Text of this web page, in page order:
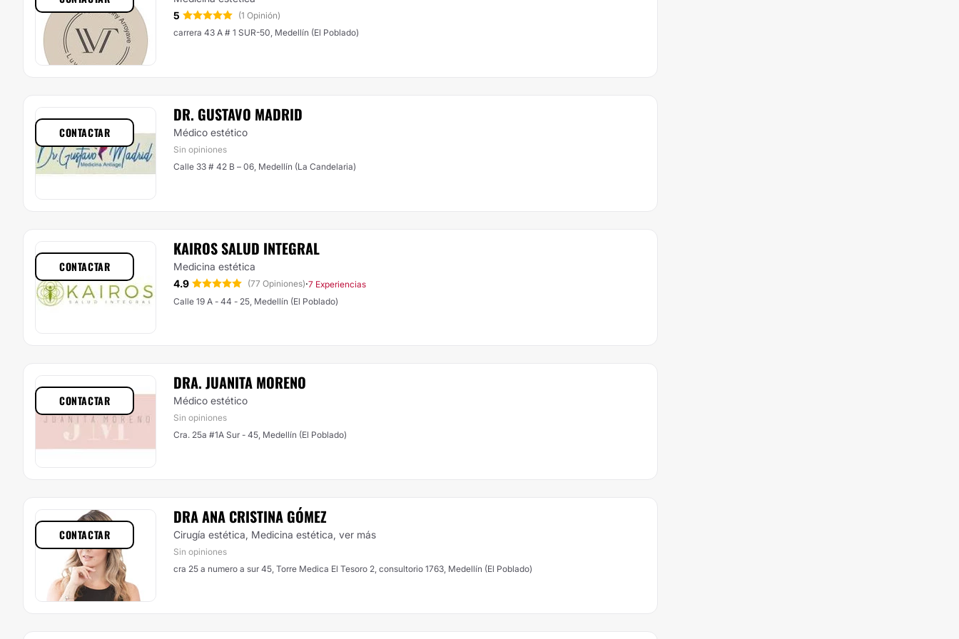
5
(1 Opinión)
carrera 43 A # 1 SUR-50, Medellín (El Poblado)
DR. GUSTAVO MADRID
Médico estético
Sin opiniones
Calle 33 # 42 B – 06, Medellín (La Candelaria)
CONTACTAR
KAIROS SALUD INTEGRAL
Medicina estética
4.9
(77 Opiniones)·7 Experiencias
Calle 19 A - 44 - 25, Medellín (El Poblado)
CONTACTAR
DRA. JUANITA MORENO
Médico estético
Sin opiniones
Cra. 25a #1A Sur - 45, Medellín (El Poblado)
CONTACTAR
DRA ANA CRISTINA GÓMEZ
Cirugía estética, Medicina estética, ver más
Sin opiniones
cra 25 a numero a sur 45, Torre Medica El Tesoro 2, consultorio 1763, Medellín (El Poblado)
CONTACTAR